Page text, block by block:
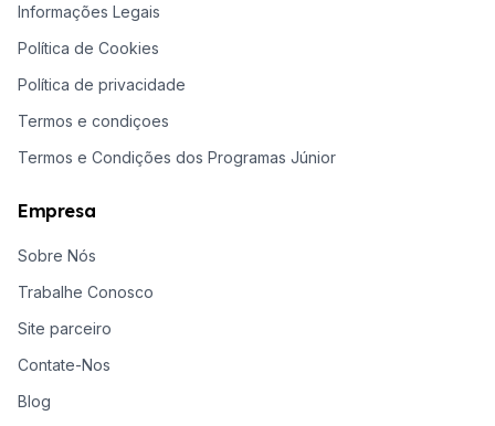
Informações Legais
Política de Cookies
Política de privacidade
Termos e condiçoes
Termos e Condições dos Programas Júnior
Empresa
Sobre Nós
Trabalhe Conosco
Site parceiro
Contate-Nos
Blog